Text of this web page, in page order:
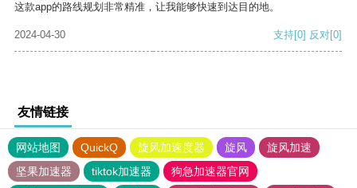
这款app的路线规划非常精准，让我能够快速到达目的地。
2024-04-30 支持[0] 反对[0]
友情链接
网站地图 QuickQ 旋风加速度器 旋风
旋风加速
坚果加速器
tiktok加速器
狗急加速器官网